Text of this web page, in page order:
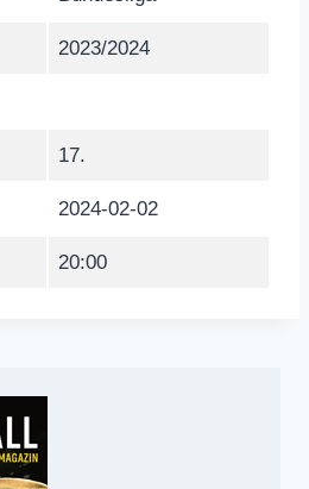
2023/2024
17.
2024-02-02
20:00